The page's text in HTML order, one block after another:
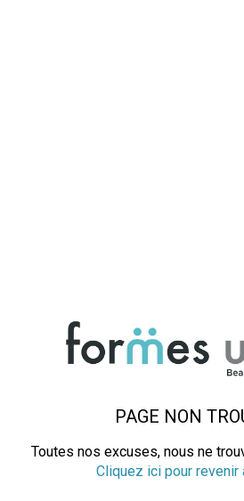
PAGE NON
Toutes nos excuses, nous ne
Cliquez ici pour revenir